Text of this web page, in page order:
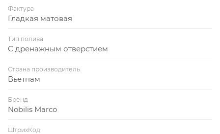
Фактура
Гладкая матовая
Тип полива
С дренажным отверстием
Страна производитель
Вьетнам
Бренд
Nobilis Marco
ШтрихКод